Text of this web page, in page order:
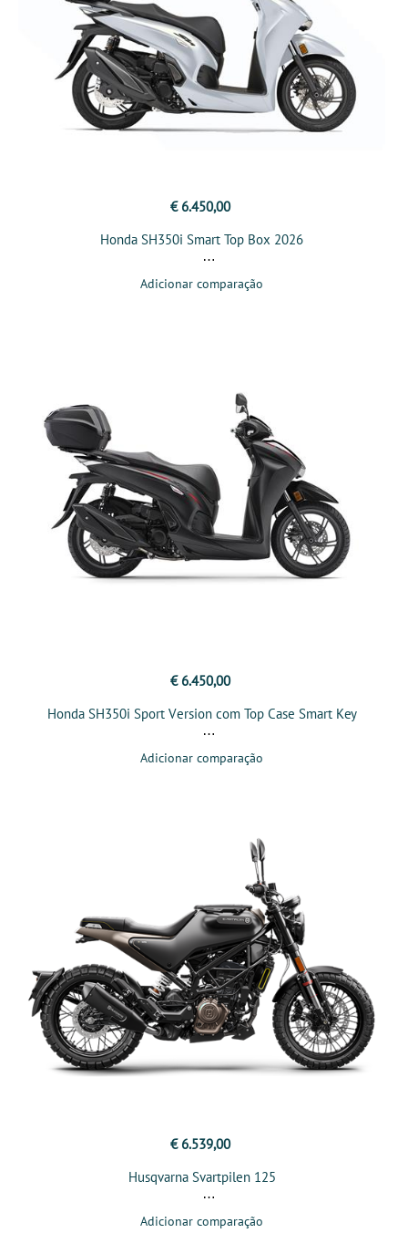
€ 6.450,00
Honda SH350i Smart Top Box 2026
Adicionar comparação
€ 6.450,00
Honda SH350i Sport Version com Top Case Smart Key
Adicionar comparação
€ 6.539,00
Husqvarna Svartpilen 125
Adicionar comparação